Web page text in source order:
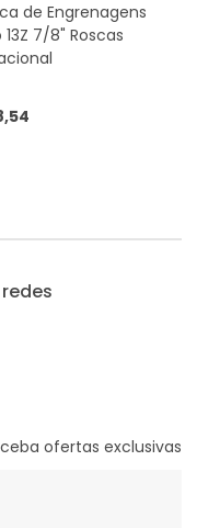
de Engrenagens
13Z 7/8" Roscas
ofertas exclusivas